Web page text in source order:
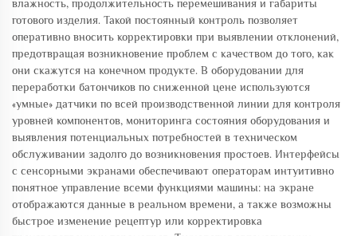
влажность, продолжительность перемешивания и габариты
готового изделия. Такой постоянный контроль позволяет
оперативно вносить корректировки при выявлении отклонений,
предотвращая возникновение проблем с качеством до того, как
они скажутся на конечном продукте. В оборудовании для
переработки батончиков по сниженной цене используются
«умные» датчики по всей производственной линии для контроля
уровней компонентов, мониторинга состояния оборудования и
выявления потенциальных потребностей в техническом
обслуживании задолго до возникновения простоев. Интерфейсы
с сенсорными экранами обеспечивают операторам интуитивно
понятное управление всеми функциями машины: на экране
отображаются данные в реальном времени, а также возможны
быстрое изменение рецептур или корректировка